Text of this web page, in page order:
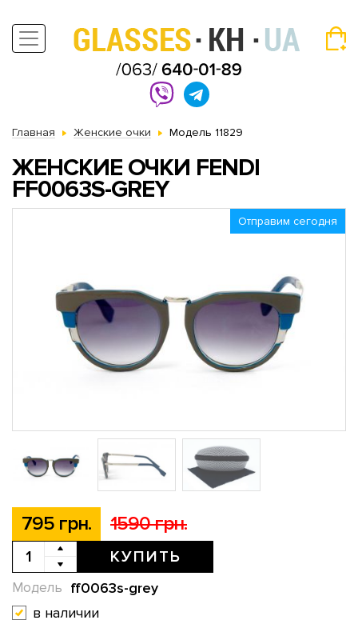
Главная Женские очки Модель 11829
ЖЕНСКИЕ ОЧКИ FENDI
FF0063S-GREY
Отправим сегодня
795 грн. 1590 грн.
КУПИТЬ
ff0063s-grey
Модель
в наличии